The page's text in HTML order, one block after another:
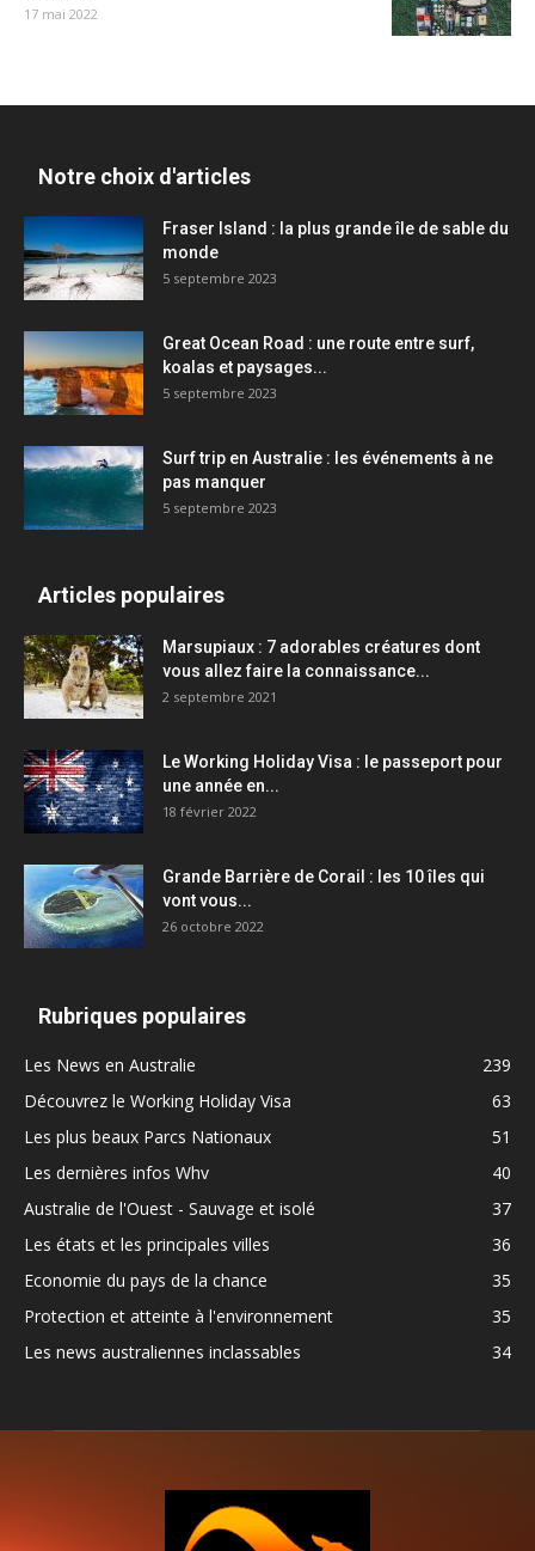
17 mai 2022
Notre choix d'articles
Fraser Island : la plus grande île de sable du
monde
5 septembre 2023
Great Ocean Road : une route entre surf,
koalas et paysages...
5 septembre 2023
Surf trip en Australie : les événements à ne
pas manquer
5 septembre 2023
Articles populaires
Marsupiaux : 7 adorables créatures dont
vous allez faire la connaissance...
2 septembre 2021
Le Working Holiday Visa : le passeport pour
une année en...
18 février 2022
Grande Barrière de Corail : les 10 îles qui
vont vous...
26 octobre 2022
Rubriques populaires
Les News en Australie
239
Découvrez le Working Holiday Visa
63
Les plus beaux Parcs Nationaux
51
Les dernières infos Whv
40
Australie de l'Ouest - Sauvage et isolé
37
Les états et les principales villes
36
Economie du pays de la chance
35
Protection et atteinte à l'environnement
35
Les news australiennes inclassables
34